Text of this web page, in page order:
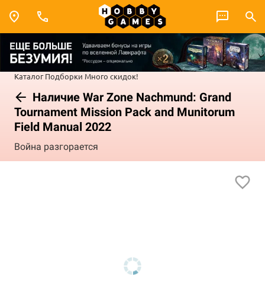
Каталог Подборки Много скидок!
Наличие War Zone Nachmund: Grand
Tournament Mission Pack and Munitorum
Field Manual 2022
Война разгорается